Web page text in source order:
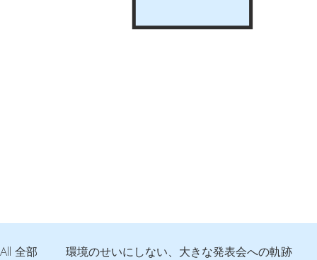
All 全部 環境のせいにしない、大きな発表会への軌跡